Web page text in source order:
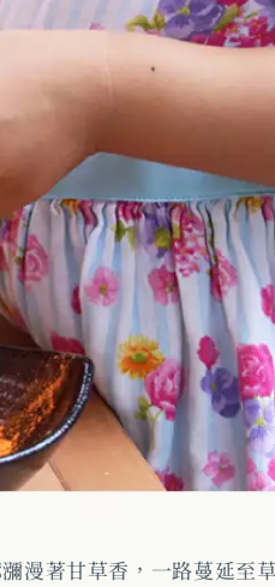
漫著甘草香，一路蔓延至